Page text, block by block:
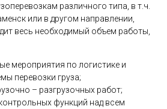
различного типа, в т.ч.
или в другом направлении,
весь необходимый объем работы,
мероприятия по логистике и
перевозки груза;
– разгрузочных работ;
функций над всем